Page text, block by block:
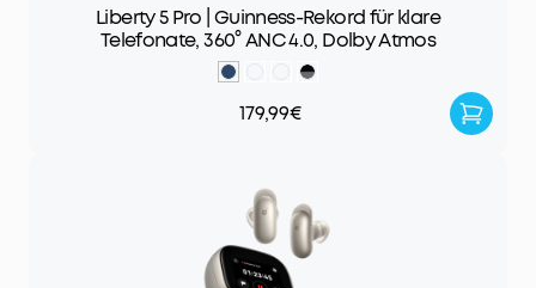
Liberty 5 Pro | Guinness-Rekord für klare
Telefonate, 360° ANC 4.0, Dolby Atmos
179,99€